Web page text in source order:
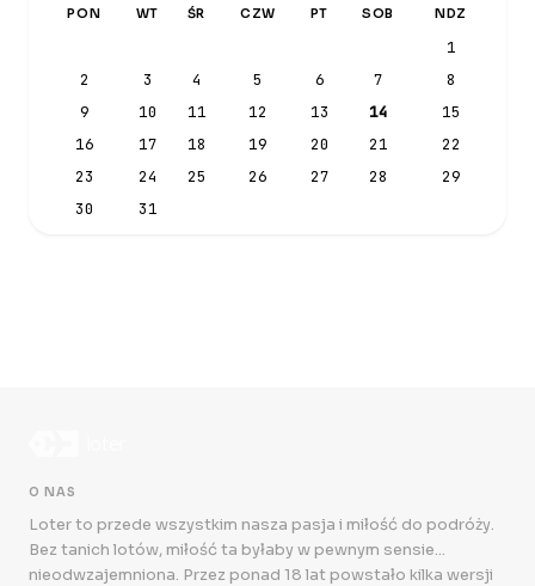
PON WT ŚR CZW PT SOB NDZ
1
2
3 4 5 6 7
8
9
10 11 12 13 14
15
16
17 18 19 20 21
22
23
24 25 26 27 28
29
30
31
O NAS
Loter to przede wszystkim nasza pasja i miłość do podróży.
Bez tanich lotów, miłość ta byłaby w pewnym sensie...
nieodwzajemniona. Przez ponad 18 lat powstało kilka wersji